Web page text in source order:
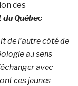
des
du Québec
de l’autre côté de
au sens
avec
ces jeunes